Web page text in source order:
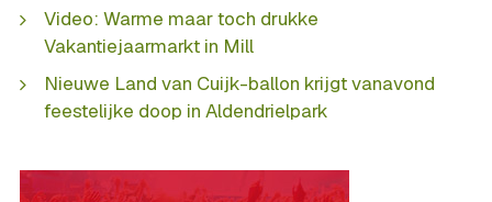
Video: Warme maar toch drukke
Vakantiejaarmarkt in Mill
Nieuwe Land van Cuijk-ballon krijgt vanavond
feestelijke doop in Aldendrielpark